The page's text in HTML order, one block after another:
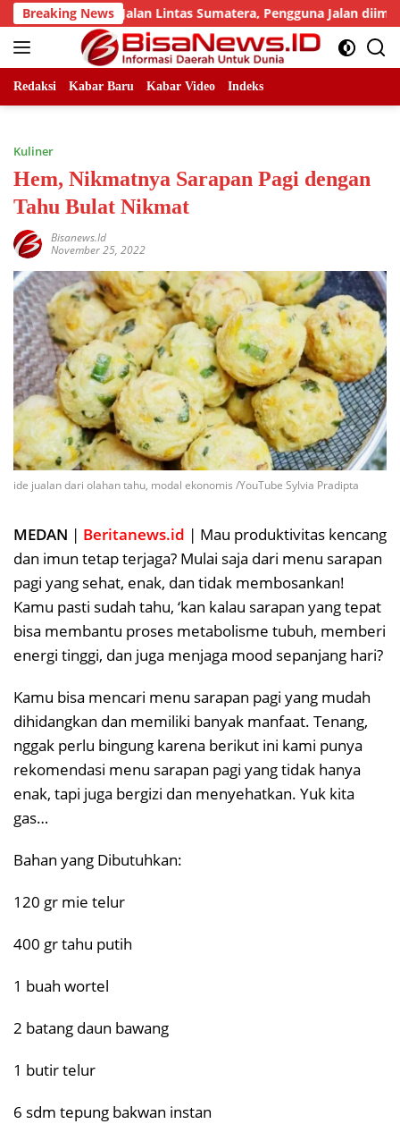
Skip
to
content
Breaking News
Titik Jalan Lintas Sumatera, Pengguna Jalan diimbau Untuk
Redaksi Kabar Baru Kabar Video Indeks
Kuliner
Hem, Nikmatnya Sarapan Pagi dengan
Tahu Bulat Nikmat
Bisanews.id
November 25, 2022
ide jualan dari olahan tahu, modal ekonomis /YouTube Sylvia Pradipta
MEDAN | Beritanews.id | Mau produktivitas kencang
dan imun tetap terjaga? Mulai saja dari menu sarapan
pagi yang sehat, enak, dan tidak membosankan!
Kamu pasti sudah tahu, ‘kan kalau sarapan yang tepat
bisa membantu proses metabolisme tubuh, memberi
energi tinggi, dan juga menjaga mood sepanjang hari?
Kamu bisa mencari menu sarapan pagi yang mudah
dihidangkan dan memiliki banyak manfaat. Tenang,
nggak perlu bingung karena berikut ini kami punya
rekomendasi menu sarapan pagi yang tidak hanya
enak, tapi juga bergizi dan menyehatkan. Yuk kita
gas…
Bahan yang Dibutuhkan:
120 gr mie telur
400 gr tahu putih
1 buah wortel
2 batang daun bawang
1 butir telur
6 sdm tepung bakwan instan